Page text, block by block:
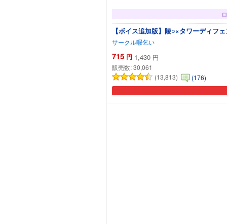
【ボイス追加版】陵○×タワーディフ
サークル暇乞い
715 円 1,430 円
販売数:30,061
(13,813)
(176)